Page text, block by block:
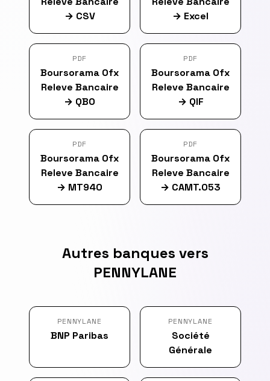
→ CSV
→ Excel
PDF
Boursorama Ofx
Releve Bancaire
→ QBO
PDF
Boursorama Ofx
Releve Bancaire
→ QIF
PDF
Boursorama Ofx
Releve Bancaire
→ MT940
PDF
Boursorama Ofx
Releve Bancaire
→ CAMT.053
Autres banques vers
PENNYLANE
PENNYLANE
BNP Paribas
PENNYLANE
Société
Générale